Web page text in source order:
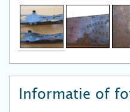
Informatie of